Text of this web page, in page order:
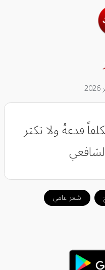
فدعهُ ولا تكثر
شعر عامي